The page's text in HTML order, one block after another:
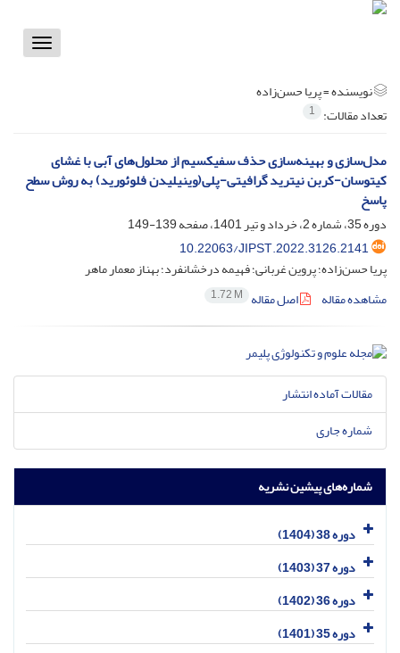
Toggle
نویسنده =پریا حسن‌زاده
تعداد مقالات: 1
مدل‌سازی و بهینه‌سازی حذف سفیکسیم از محلول‌های آبی با غشای
کیتوسان-کربن نیترید گرافیتی-پلی‌(وینیلیدن فلوئورید) به روش سطح
پاسخ
دوره 35، شماره 2، خرداد و تیر 1401، صفحه
139-149
10.22063/JIPST.2022.3126.2141
پریا حسن‌زاده؛ پروین غربانی؛ فهیمه درخشانفرد؛ بهناز معمار ماهر
مشاهده مقاله
اصل مقاله 1.72 M
مقالات آماده انتشار
شماره جاری
شماره‌های پیشین نشریه
دوره 38 (1404)
دوره 37 (1403)
دوره 36 (1402)
دوره 35 (1401)